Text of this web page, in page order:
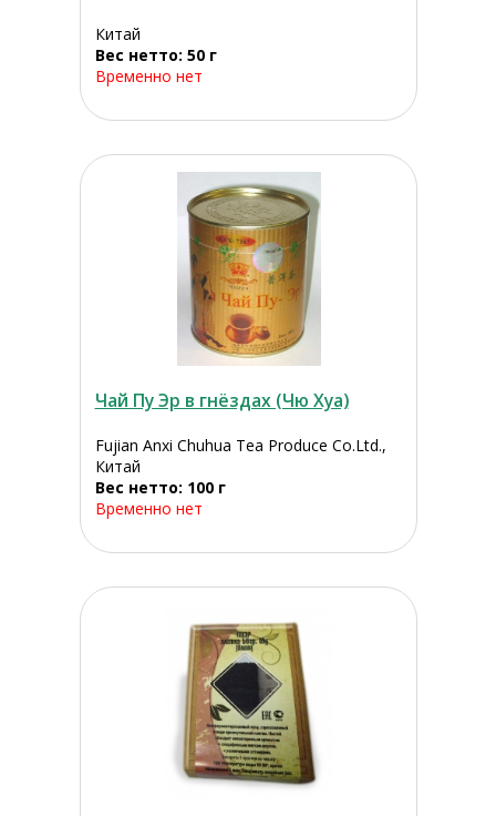
Китай
Вес нетто: 50 г
Временно нет
Чай Пу Эр в гнёздах (Чю Хуа)
Fujian Anxi Chuhua Tea Produce Co.Ltd.,
Китай
Вес нетто: 100 г
Временно нет